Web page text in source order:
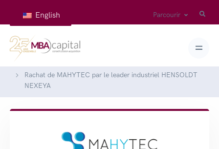
English Parcourir
Rachat de MAHYTEC par le leader industriel HENSOLDT
NEXEYA